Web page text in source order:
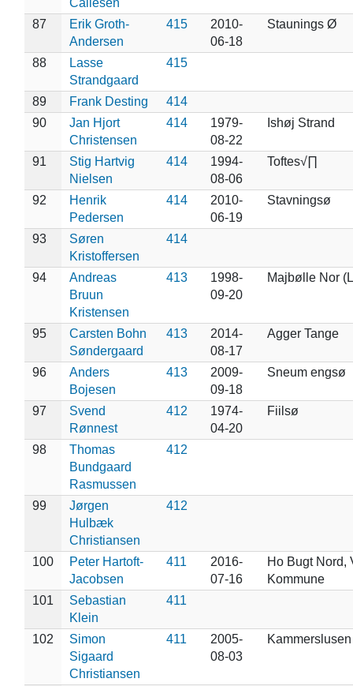
87
Erik Groth-
Andersen
415
2010-
06-18
Staunings Ø
88
Lasse
Strandgaard
415
89 Frank Desting
414
90
Jan Hjort
Christensen
414
1979-
08-22
Ishøj Strand
91
Stig Hartvig
Nielsen
414
1994-
08-06
Toftes√∏
92
Henrik
Pedersen
414
2010-
06-19
Stavningsø
93
Søren
Kristoffersen
414
94
Andreas
Bruun
Kristensen
413
1998-
09-20
Majbølle Nor
95
Carsten Bohn
Søndergaard
413
2014-
08-17
Agger Tange
96
Anders
Bojesen
413
2009-
09-18
Sneum engsø
97
Svend
Rønnest
412
1974-
04-20
Fiilsø
98
Thomas
Bundgaard
Rasmussen
412
99
Jørgen
Hulbæk
Christiansen
412
100
Peter Hartoft-
Jacobsen
411
2016-
07-16
Ho Bugt Nord,
Kommune
101
Sebastian
Klein
411
102
Simon
Sigaard
Christiansen
411
2005-
08-03
Kammerslusen